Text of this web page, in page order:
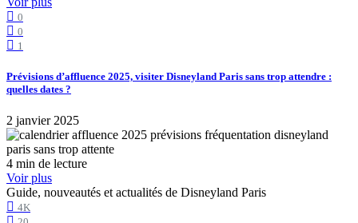
0
0
1
Prévisions d’affluence 2025, visiter Disneyland Paris sans trop attendre :
quelles dates ?
2 janvier 2025
4 min de lecture
Voir plus
Guide, nouveautés et actualités de Disneyland Paris
4K